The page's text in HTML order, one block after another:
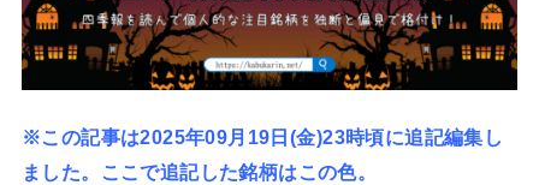
※この記事は2025年09月19日(金)23時頃に追記編集し
ました。ここで追記した銘柄はこの色。